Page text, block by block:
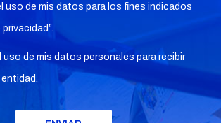
uso de mis datos para los fines indicados
”.
de mis datos personales para recibir